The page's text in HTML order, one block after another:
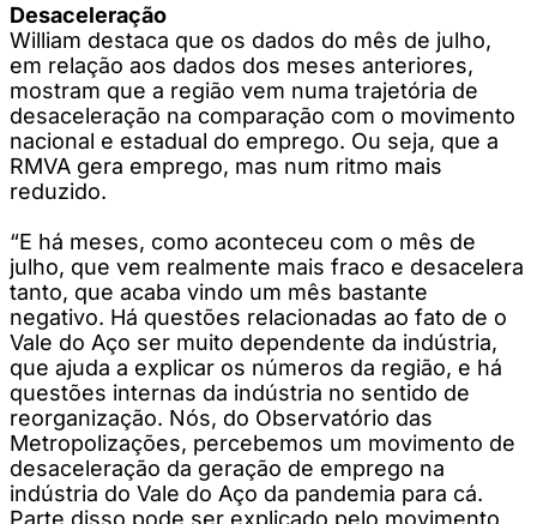
Desaceleração
William destaca que os dados do mês de julho,
em relação aos dados dos meses anteriores,
mostram que a região vem numa trajetória de
desaceleração na comparação com o movimento
nacional e estadual do emprego. Ou seja, que a
RMVA gera emprego, mas num ritmo mais
reduzido.
“E há meses, como aconteceu com o mês de
julho, que vem realmente mais fraco e desacelera
tanto, que acaba vindo um mês bastante
negativo. Há questões relacionadas ao fato de o
Vale do Aço ser muito dependente da indústria,
que ajuda a explicar os números da região, e há
questões internas da indústria no sentido de
reorganização. Nós, do Observatório das
Metropolizações, percebemos um movimento de
desaceleração da geração de emprego na
indústria do Vale do Aço da pandemia para cá.
Parte disso pode ser explicado pelo movimento